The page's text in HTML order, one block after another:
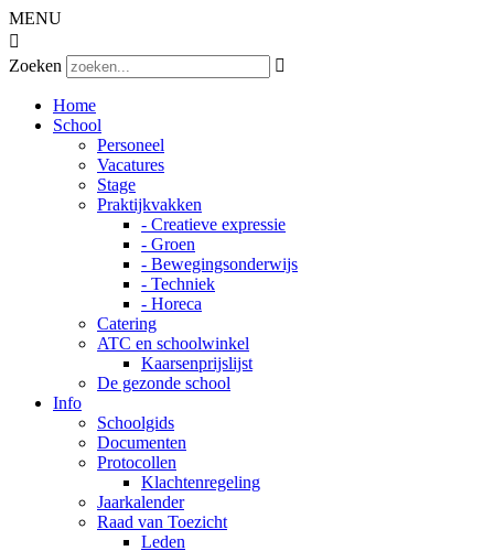
MENU

Zoeken

Home
School
Personeel
Vacatures
Stage
Praktijkvakken
- Creatieve expressie
- Groen
- Bewegingsonderwijs
- Techniek
- Horeca
Catering
ATC en schoolwinkel
Kaarsenprijslijst
De gezonde school
Info
Schoolgids
Documenten
Protocollen
Klachtenregeling
Jaarkalender
Raad van Toezicht
Leden